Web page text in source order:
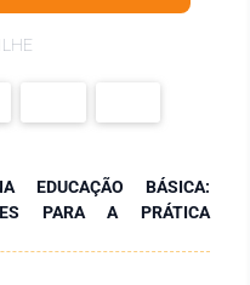
EDUCAÇÃO BÁSICA:
PARA A PRÁTICA